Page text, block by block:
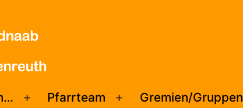
Pfarrteam Gremien/Gruppen